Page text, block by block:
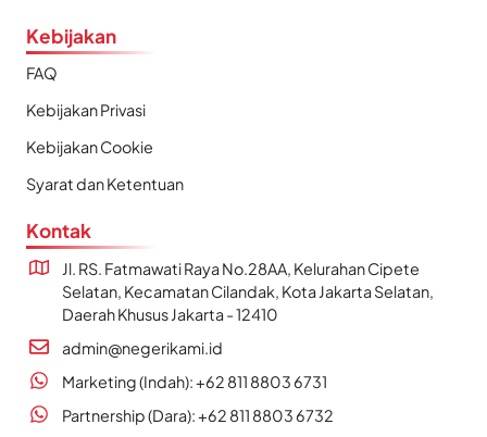
Kebijakan
FAQ
Kebijakan Privasi
Kebijakan Cookie
Syarat dan Ketentuan
Kontak
Jl. RS. Fatmawati Raya No.28AA, Kelurahan Cipete
Selatan, Kecamatan Cilandak, Kota Jakarta Selatan,
Daerah Khusus Jakarta - 12410
admin@negerikami.id
Marketing (Indah): +62 811 8803 6731
Partnership (Dara): +62 811 8803 6732